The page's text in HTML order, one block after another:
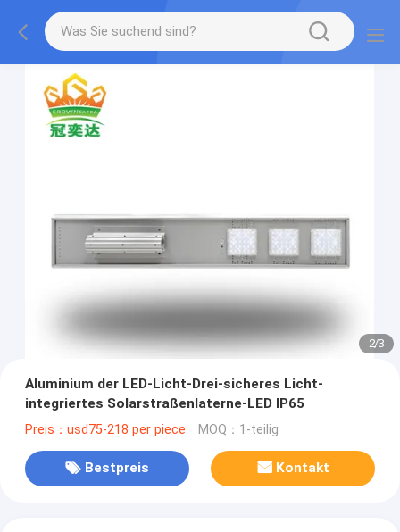
2/3
Aluminium der LED-Licht-Drei-sicheres Licht-
integriertes Solarstraßenlaterne-LED IP65
Preis：usd75-218 per piece MOQ：1-teilig
Bestpreis Kontakt